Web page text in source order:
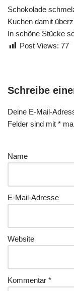
Schokolade
Kuchen damit
In schöne Stücke
Post Views: 77
Schreibe
Deine E-Mail-
Felder sind mit *
Name
E-Mail-Adresse
Website
Kommentar *